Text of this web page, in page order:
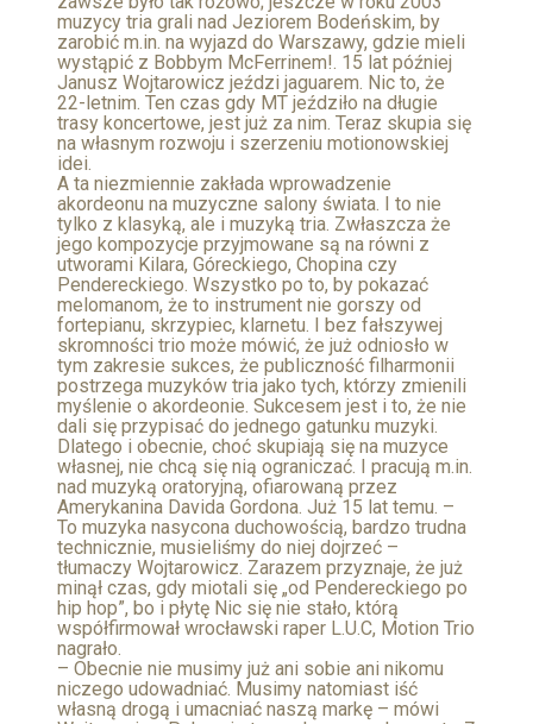
muzycy tria grali nad Jeziorem Bodeńskim, by
zarobić m.in. na wyjazd do Warszawy, gdzie mieli
wystąpić z Bobbym McFerrinem!. 15 lat później
Janusz Wojtarowicz jeździ jaguarem. Nic to, że
22-letnim. Ten czas gdy MT jeździło na długie
trasy koncertowe, jest już za nim. Teraz skupia się
na własnym rozwoju i szerzeniu motionowskiej
idei.
A ta niezmiennie zakłada wprowadzenie
akordeonu na muzyczne salony świata. I to nie
tylko z klasyką, ale i muzyką tria. Zwłaszcza że
jego kompozycje przyjmowane są na równi z
utworami Kilara, Góreckiego, Chopina czy
Pendereckiego. Wszystko po to, by pokazać
melomanom, że to instrument nie gorszy od
fortepianu, skrzypiec, klarnetu. I bez fałszywej
skromności trio może mówić, że już odniosło w
tym zakresie sukces, że publiczność filharmonii
postrzega muzyków tria jako tych, którzy zmienili
myślenie o akordeonie. Sukcesem jest i to, że nie
dali się przypisać do jednego gatunku muzyki.
Dlatego i obecnie, choć skupiają się na muzyce
własnej, nie chcą się nią ograniczać. I pracują m.in.
nad muzyką oratoryjną, ofiarowaną przez
Amerykanina Davida Gordona. Już 15 lat temu. –
To muzyka nasycona duchowością, bardzo trudna
technicznie, musieliśmy do niej dojrzeć –
tłumaczy Wojtarowicz. Zarazem przyznaje, że już
minął czas, gdy miotali się „od Pendereckiego po
hip hop”, bo i płytę Nic się nie stało, którą
współfirmował wrocławski raper L.U.C, Motion Trio
nagrało.
– Obecnie nie musimy już ani sobie ani nikomu
niczego udowadniać. Musimy natomiast iść
własną drogą i umacniać naszą markę – mówi